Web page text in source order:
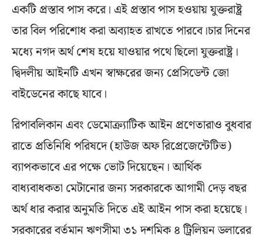
একটি প্রস্তাব পাস করে। এই প্রস্তাব পাস হওয়ায় যুক্তরাষ্ট্র
তার বিল পরিশোধ করা অব্যাহত রাখতে পারবে।চার দিনের
মধ্যে নগদ অর্থ শেষ হয়ে যাওয়ার পথে ছিলো যুক্তরাষ্ট্র।
দ্বিদলীয় আইনটি এখন স্বাক্ষরের জন্য প্রেসিডেন্ট জো
বাইডেনের কাছে যাবে।
রিপাবলিকান এবং ডেমোক্র্যাটিক আইন প্রণেতারাও বুধবার
রাতে প্রতিনিধি পরিষদে (হাউজ অফ রিপ্রেজেন্টেটিভ)
ব্যাপকভাবে এর পক্ষে ভোট দিয়েছেন। আর্থিক
বাধ্যবাধকতা মেটানোর জন্য সরকারকে আগামী দেড় বছর
অর্থ ধার করার অনুমতি দিতে এই আইন পাস করা হয়েছে।
সরকারের বর্তমান ঋণসীমা ৩১ দশমিক ৪ ট্রিলিয়ন ডলারের